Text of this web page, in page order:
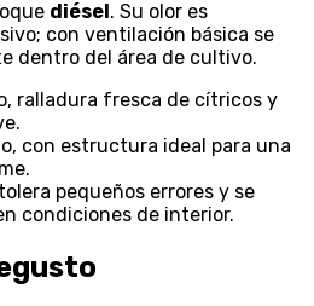
diésel. Su olor es
con ventilación básica se
dentro del área de cultivo.
ralladura fresca de cítricos y
con estructura ideal para una
tolera pequeños errores y se
condiciones de interior.